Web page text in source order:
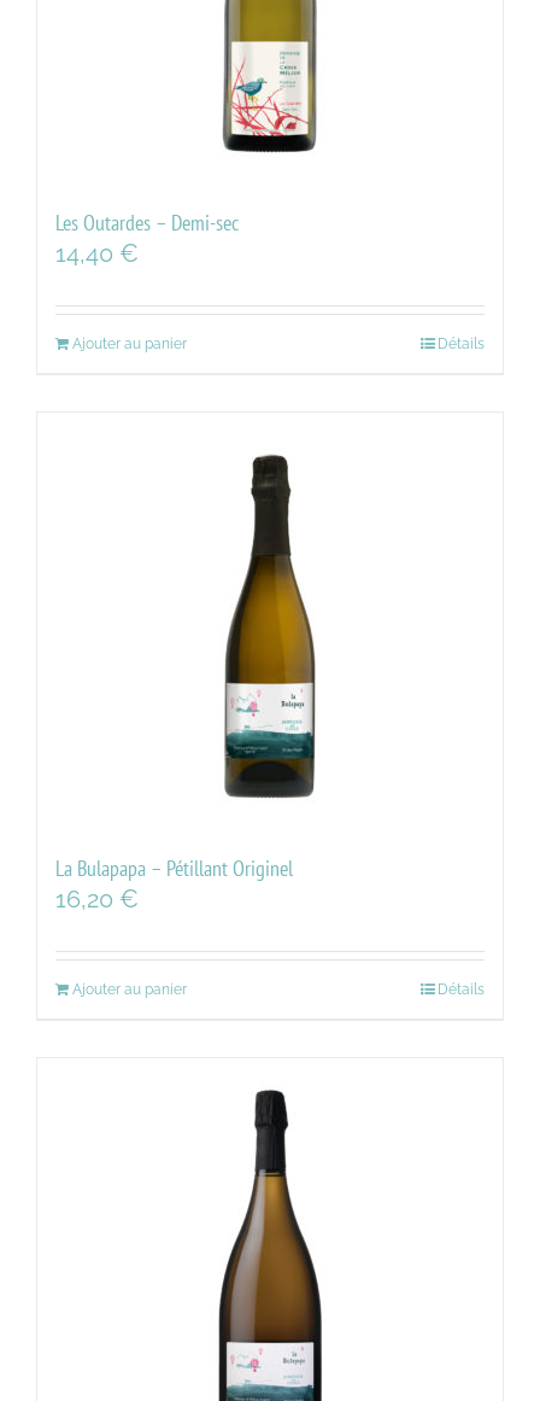
Les Outardes – Demi-sec
14,40 €
Ajouter au panier Détails
La Bulapapa – Pétillant Originel
16,20 €
Ajouter au panier Détails